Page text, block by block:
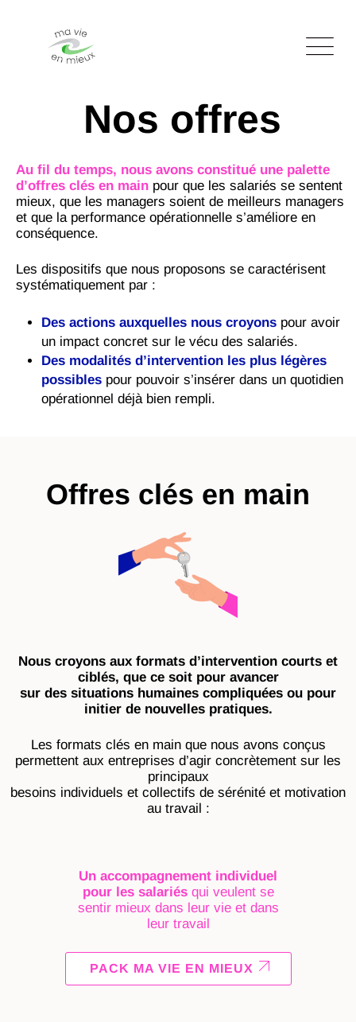
Nos offres
Au fil du temps, nous avons constitué une palette
d’offres clés en main pour que les salariés se sentent
mieux, que les managers soient de meilleurs managers
et que la performance opérationnelle s’améliore en
conséquence.
Les dispositifs que nous proposons se caractérisent
systématiquement par :
Des actions auxquelles nous croyons pour avoir
un impact concret sur le vécu des salariés.
Des modalités d’intervention les plus légères
possibles pour pouvoir s’insérer dans un quotidien
opérationnel déjà bien rempli.
Offres clés en main
Nous croyons aux formats d’intervention courts et
ciblés, que ce soit pour avancer
sur des situations humaines compliquées ou pour
initier de nouvelles pratiques.
Les formats clés en main que nous avons conçus
permettent aux entreprises d’agir concrètement sur les
principaux
besoins individuels et collectifs de sérénité et motivation
au travail :
Un accompagnement individuel
pour les salariésqui veulent se
sentir mieux dans leur vie et dans
leur travail
PACK MA VIE EN MIEUX